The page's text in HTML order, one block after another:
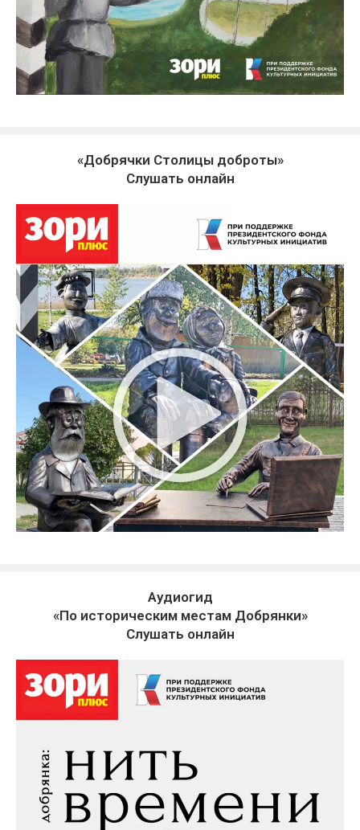
«Добрячки Столицы доброты»
Слушать онлайн
Аудиогид
«По историческим местам Добрянки»
Слушать онлайн